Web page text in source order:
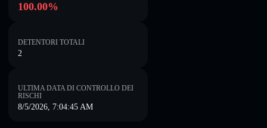
100.00%
DETENTORI TOTALI
2
ULTIMA DATA DI CONTROLLO DEI
RISCHI
8/5/2026, 7:04:45 AM